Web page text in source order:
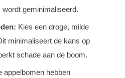
geminimaliseerd.
Kies een droge, milde
minimaliseert de kans op
schade aan de boom.
appelbomen hebben